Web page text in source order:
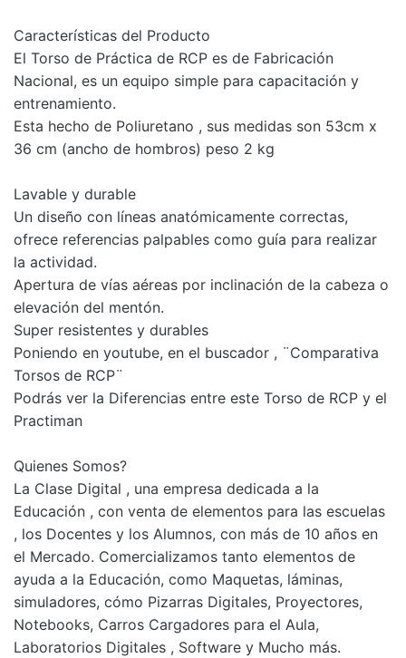
Características del Producto
El Torso de Práctica de RCP es de Fabricación
Nacional, es un equipo simple para capacitación y
entrenamiento.
Esta hecho de Poliuretano , sus medidas son 53cm x
36 cm (ancho de hombros) peso 2 kg
Lavable y durable
Un diseño con líneas anatómicamente correctas,
ofrece referencias palpables como guía para realizar
la actividad.
Apertura de vías aéreas por inclinación de la cabeza o
elevación del mentón.
Super resistentes y durables
Poniendo en youtube, en el buscador , ¨Comparativa
Torsos de RCP¨
Podrás ver la Diferencias entre este Torso de RCP y el
Practiman
Quienes Somos?
La Clase Digital , una empresa dedicada a la
Educación , con venta de elementos para las escuelas
, los Docentes y los Alumnos, con más de 10 años en
el Mercado. Comercializamos tanto elementos de
ayuda a la Educación, como Maquetas, láminas,
simuladores, cómo Pizarras Digitales, Proyectores,
Notebooks, Carros Cargadores para el Aula,
Laboratorios Digitales , Software y Mucho más.